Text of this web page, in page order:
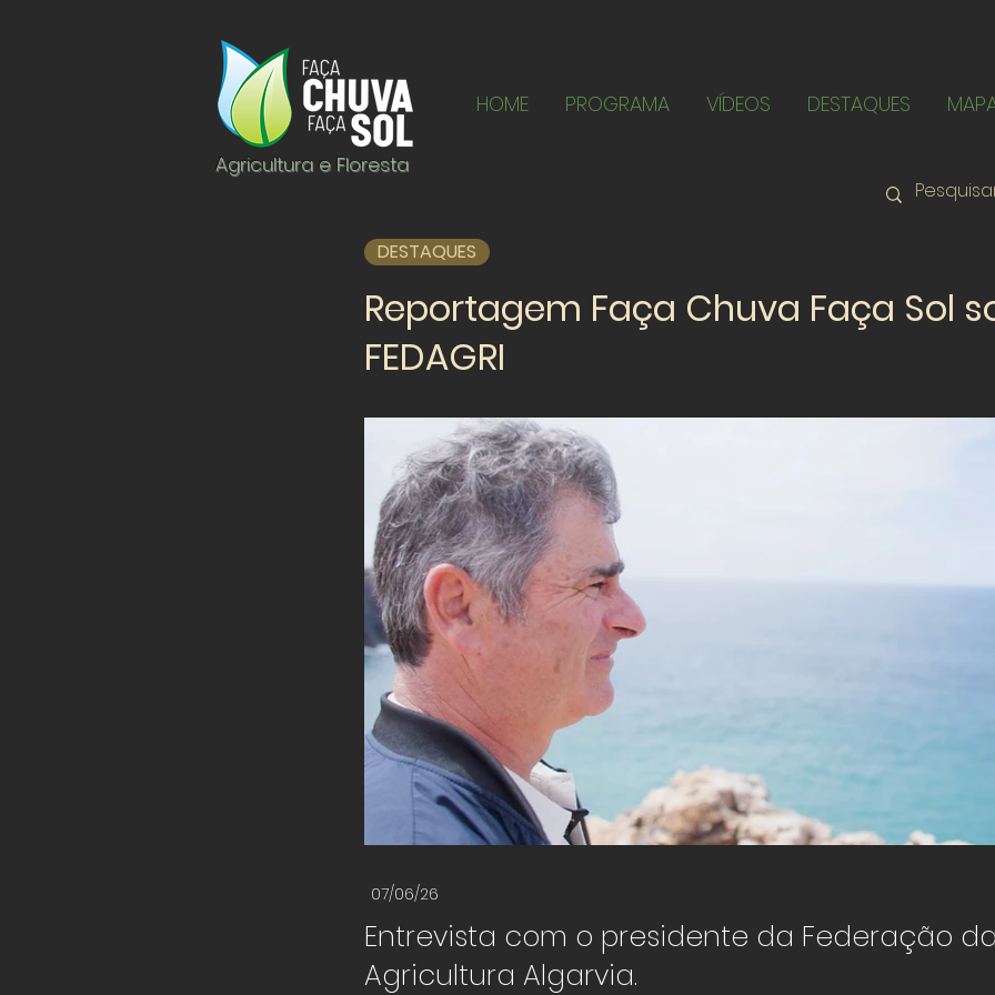
Agricultura e Floresta
HOME PROGRAMA VÍDEOS DESTAQUES
DESTAQUES
Reportagem Faça Chuva Faça Sol
FEDAGRI
Click here
07/06/26
Entrevista com o presidente da Federação
Agricultura Algarvia.